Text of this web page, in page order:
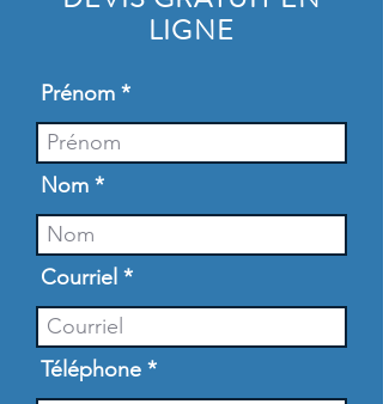
LIGNE
Prénom
Nom
Courriel
Téléphone